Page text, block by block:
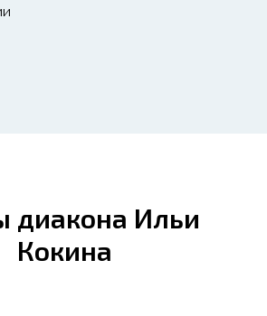
диакона Ильи
Кокина